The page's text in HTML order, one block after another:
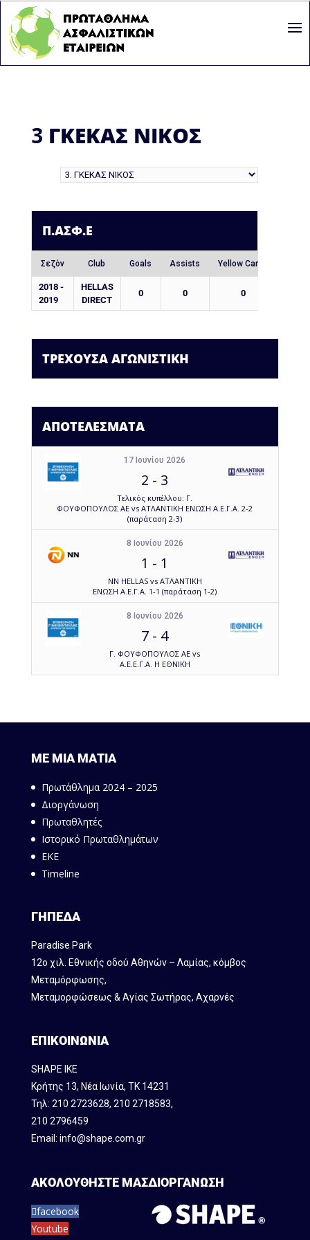
3 ΓΚΕΚΑΣ ΝΙΚΟΣ
Π.ΑΣΦ.Ε
Σεζόν Club Goals Assists Yellow Cards
2018 -
2019
HELLAS
DIRECT
0 0 0
ΤΡΕΧΟΥΣΑ ΑΓΩΝΙΣΤΙΚΗ
ΑΠΟΤΕΛΕΣΜΑΤΑ
17 Ιουνίου 2026
2 - 3
Τελικός κυπέλλου: Γ.
ΦΟΥΦΟΠΟΥΛΟΣ ΑΕ vs ΑΤΛΑΝΤΙΚΗ ΕΝΩΣΗ Α.Ε.Γ.Α. 2-2
(παράταση 2-3)
8 Ιουνίου 2026
1 - 1
NN HELLAS vs ΑΤΛΑΝΤΙΚΗ
ΕΝΩΣΗ Α.Ε.Γ.Α. 1-1 (παράταση 1-2)
8 Ιουνίου 2026
7 - 4
Γ. ΦΟΥΦΟΠΟΥΛΟΣ ΑΕ vs
Α.Ε.Ε.Γ.Α. Η ΕΘΝΙΚΗ
ΜΕ ΜΙΑ ΜΑΤΙΑ
Πρωτάθλημα 2024 – 2025
Διοργάνωση
Πρωταθλητές
Ιστορικό Πρωταθλημάτων
ΕΚΕ
Timeline
ΓΗΠΕΔΑ
Paradise Park
12ο χιλ. Εθνικής οδού Αθηνών – Λαμίας, κόμβος
Mεταμόρφωσης,
Μεταμορφώσεως & Αγίας Σωτήρας, Αχαρνές
ΕΠΙΚΟΙΝΩΝΙΑ
SHAPE IKE
Κρήτης 13, Νέα Ιωνία, ΤΚ 14231
Τηλ: 210 2723628, 210 2718583,
210 2796459
Email: info@shape.com.gr
ΑΚΟΛΟΥΘΗΣΤΕ ΜΑΣ
facebook
Youtube
ΔΙΟΡΓΑΝΩΣΗ